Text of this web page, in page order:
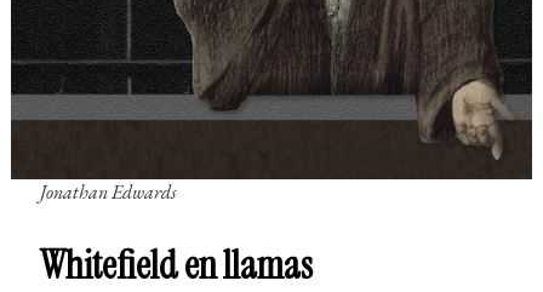
Jonathan Edwards
Whitefield en llamas